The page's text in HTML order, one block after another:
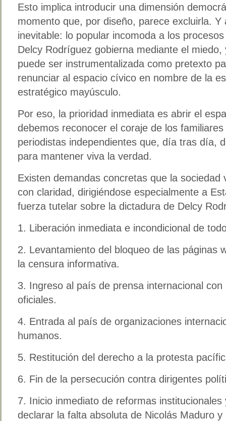
Esto implica introducir una dimensión
momento que, por diseño, parece excluirla.
inevitable: lo popular incomoda a los
Delcy Rodríguez gobierna mediante el
puede ser instrumentalizada como pretexto
renunciar al espacio cívico en nombre de la
estratégico mayúsculo.
Por eso, la prioridad inmediata es abrir el
debemos reconocer el coraje de los
periodistas independientes que, día tras día,
para mantener viva la verdad.
Existen demandas concretas que la sociedad
con claridad, dirigiéndose especialmente a
fuerza tutelar sobre la dictadura de Delcy
1. Liberación inmediata e incondicional de
2. Levantamiento del bloqueo de las páginas
la censura informativa.
3. Ingreso al país de prensa internacional
oficiales.
4. Entrada al país de organizaciones
humanos.
5. Restitución del derecho a la protesta
6. Fin de la persecución contra dirigentes
7. Inicio inmediato de reformas
declarar la falta absoluta de Nicolás Maduro